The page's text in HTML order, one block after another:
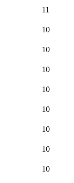
11
10
10
10
10
10
10
10
10